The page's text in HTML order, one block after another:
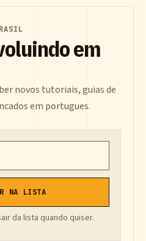
em
novos tutoriais, guias de
em portugues.
NA LISTA
da lista quando quiser.